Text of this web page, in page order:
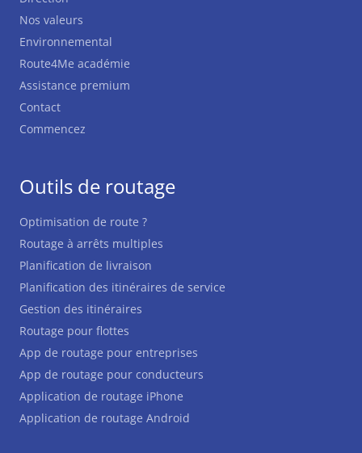
Nos valeurs
Environnemental
Route4Me académie
Assistance premium
Contact
Commencez
Outils de routage
Optimisation de route ?
Routage à arrêts multiples
Planification de livraison
Planification des itinéraires de service
Gestion des itinéraires
Routage pour flottes
App de routage pour entreprises
App de routage pour conducteurs
Application de routage iPhone
Application de routage Android